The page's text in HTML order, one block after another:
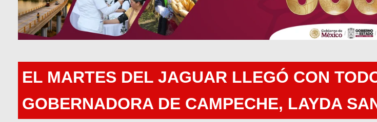
EL MARTES DEL JAGUAR LLEGÓ CON
GOBERNADORA DE CAMPECHE, LAYDA